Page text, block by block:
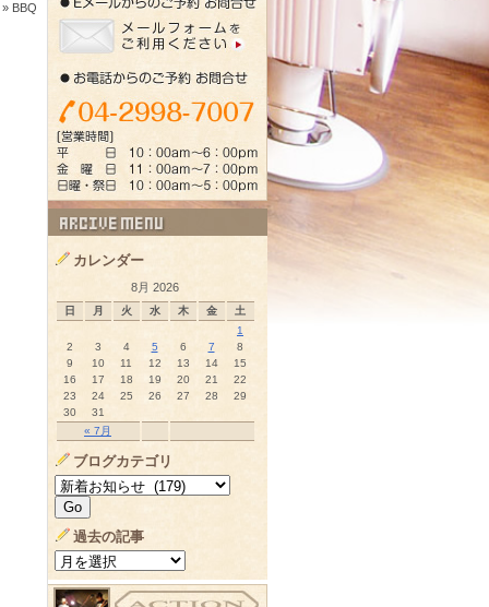
カレンダー
8月 2026
日 月 火 水 木 金 土
« 7月
1
2
3 4 5 6 7
8
9
10 11 12 13 14
15
16
17 18 19 20 21
22
23
24 25 26 27 28
29
30
31
ブログカテゴリ
過去の記事
BBQ